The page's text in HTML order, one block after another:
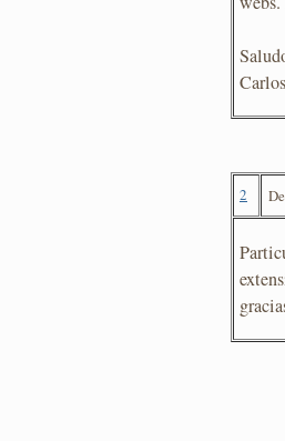
Carlos
2